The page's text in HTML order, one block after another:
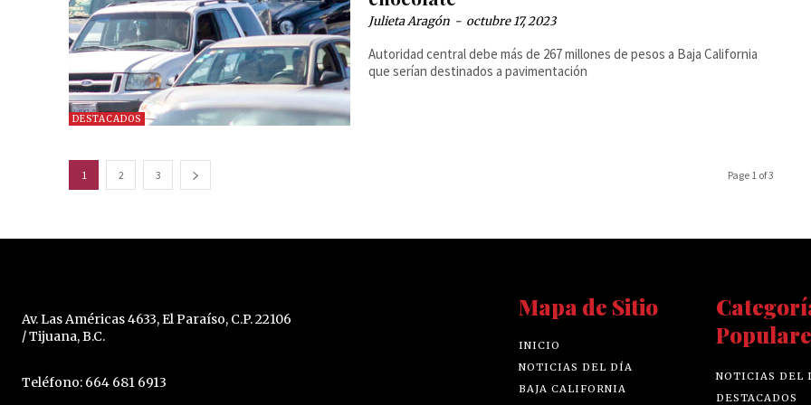
DESTACADOS
Julieta Aragón - octubre 17, 2023
Autoridad central debe más de 267 millones de pesos a Baja California
que serían destinados a pavimentación
1 2 3 Page 1 of 3
Av. Las Américas 4633, El Paraíso, C.P. 22106
/ Tijuana, B.C.
Teléfono: 664 681 6913
Mapa de Sitio
INICIO
NOTICIAS DEL DÍA
BAJA CALIFORNIA
NOTICIAS DEL
DESTACADOS